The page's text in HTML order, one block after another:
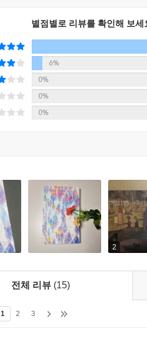
상에서 잘 살아가기란 어렵다는
기 위해 청각 센서를 끈 채 묵묵히
자 몰래 빼돌린 사진들을 모아서
다.
고 있듯이.
별점별로 리뷰를 확인해 보세
6%
0%
0%
0%
2
전체 리뷰 (15)
1 2 3